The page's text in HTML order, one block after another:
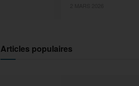
Articles populaires